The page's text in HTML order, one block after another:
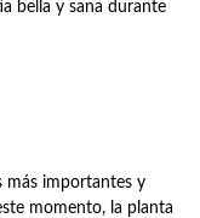
bella y sana durante
más importantes y
momento, la planta